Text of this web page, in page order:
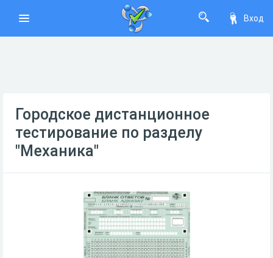
Вход
Городское дистанционное
тестирование по разделу
"Механика"